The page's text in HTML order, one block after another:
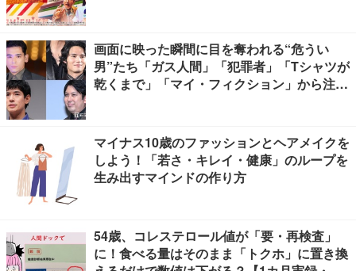
画面に映った瞬間に目を奪われる“危うい
男”たち「ガス人間」「犯罪者」「Tシャツが
乾くまで」「マイ・フィクション」から注目
マイナス10歳のファッションとヘアメイクを
しよう！「若さ・キレイ・健康」のループを
生み出すマインドの作り方
54歳、コレステロール値が「要・再検査」
に！食べる量はそのまま「トクホ」に置き換